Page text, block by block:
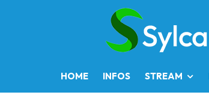
HOME INFOS STREAM